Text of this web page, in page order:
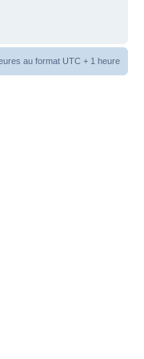
au format UTC + 1 heure